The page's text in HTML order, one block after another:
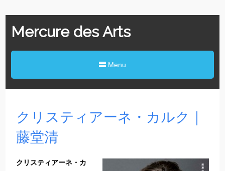
Mercure des Arts
Menu
クリスティアーネ・カルク｜
藤堂清
クリスティアーネ・カ